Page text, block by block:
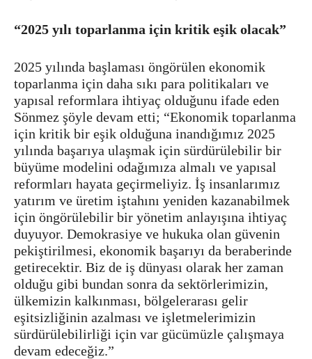
“2025 yılı toparlanma için kritik eşik olacak”
2025 yılında başlaması öngörülen ekonomik
toparlanma için daha sıkı para politikaları ve
yapısal reformlara ihtiyaç olduğunu ifade eden
Sönmez şöyle devam etti; “Ekonomik toparlanma
için kritik bir eşik olduğuna inandığımız 2025
yılında başarıya ulaşmak için sürdürülebilir bir
büyüme modelini odağımıza almalı ve yapısal
reformları hayata geçirmeliyiz. İş insanlarımız
yatırım ve üretim iştahını yeniden kazanabilmek
için öngörülebilir bir yönetim anlayışına ihtiyaç
duyuyor. Demokrasiye ve hukuka olan güvenin
pekiştirilmesi, ekonomik başarıyı da beraberinde
getirecektir. Biz de iş dünyası olarak her zaman
olduğu gibi bundan sonra da sektörlerimizin,
ülkemizin kalkınması, bölgelerarası gelir
eşitsizliğinin azalması ve işletmelerimizin
sürdürülebilirliği için var gücümüzle çalışmaya
devam edeceğiz.”